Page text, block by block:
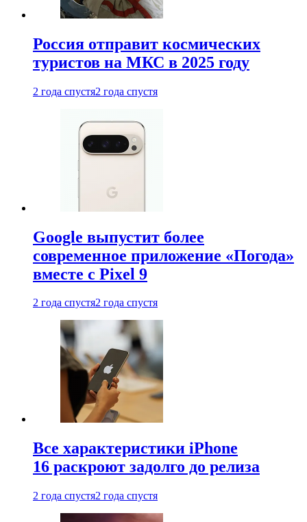
Россия отправит космических
туристов на МКС в 2025 году
2 года спустя2 года спустя
Google выпустит более
современное приложение «Погода»
вместе с Pixel 9
2 года спустя2 года спустя
Все характеристики iPhone
16 раскроют задолго до релиза
2 года спустя2 года спустя